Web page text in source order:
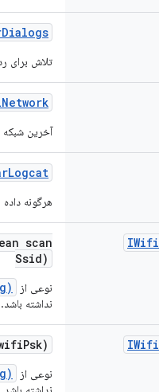
Dialogs
تلاش برای
Network
آخرین
Logcat
هرگونه داده logcat انباشته شده را حذف می‌کند.
IWifi
scan
Ssid)
نوعی از
نداشته باشد.
IWifi
Psk)
نوعی از